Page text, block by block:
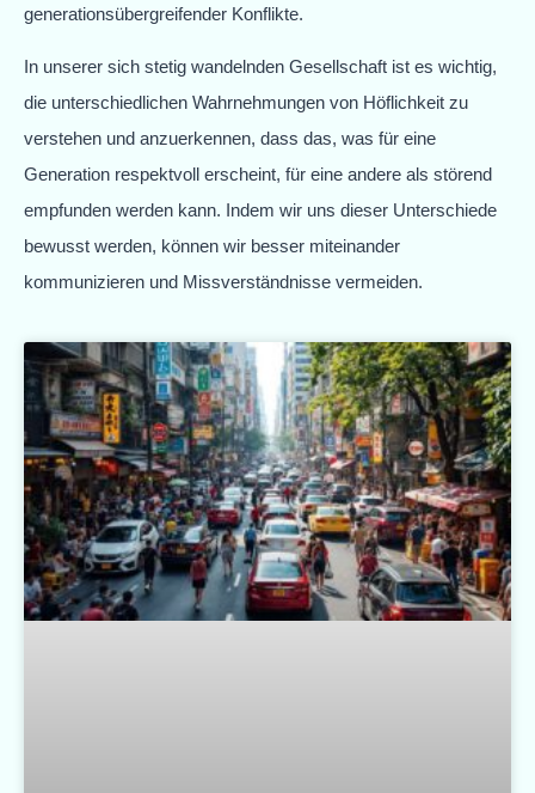
generationsübergreifender Konflikte.
In unserer sich stetig wandelnden Gesellschaft ist es wichtig,
die unterschiedlichen Wahrnehmungen von Höflichkeit zu
verstehen und anzuerkennen, dass das, was für eine
Generation respektvoll erscheint, für eine andere als störend
empfunden werden kann. Indem wir uns dieser Unterschiede
bewusst werden, können wir besser miteinander
kommunizieren und Missverständnisse vermeiden.